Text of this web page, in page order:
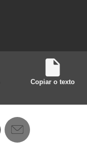
Copiar o texto